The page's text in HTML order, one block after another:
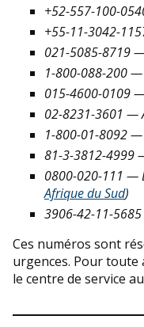
+52-557-100-
+55-11-3042-
021-5085-8719
1-800-088-200
015-4600-0109
02-8231-3601 —
1-800-01-8092 —
81-3-3812-4999
0800-020-111 —
Afrique du Sud)
3906-42-11-5685
Ces numéros sont
urgences. Pour toute
le centre de service